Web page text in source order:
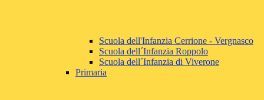
Scuola dell'Infanzia Cerrione - Vergnasco
Scuola dell´Infanzia Roppolo
Scuola dell´Infanzia di Viverone
Primaria